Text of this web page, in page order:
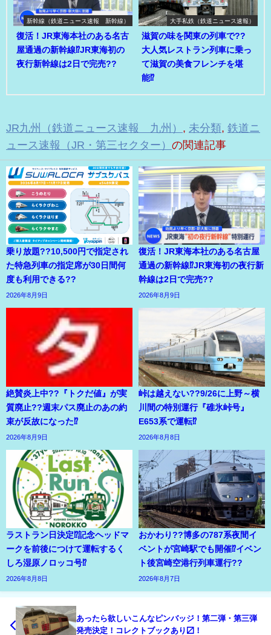
新幹線（鉄道ニュース速報 新幹線）
復活！JR東海本社のある名古
屋通過の新幹線⁉JR東海初の
夜行新幹線は2日で完売??
大手私鉄（鉄道ニュース速報）
滋賀の味を関東の列車で??
大人気レストラン列車に乗っ
て滋賀の美食フレンチを堪
能⁉
JR九州（鉄道ニュース速報 九州） , 未分類, 鉄道ニ
ュース速報（JR・第三セクター） の関連記事
乗り放題??10,500円で指定され
た特急列車の指定席が30日間何
度も利用できる??
2026年8月9日
復活！JR東海本社のある名古屋
通過の新幹線⁉JR東海初の夜行新
幹線は2日で完売??
2026年8月9日
絶賛炎上中??『トクだ値』が実
質廃止??週末パス廃止のあの約
束が反故になった⁉
2026年8月9日
峠は越えない??9/26に上野～横
川間の特別運行『碓氷峠号』
E653系で運転⁉
2026年8月8日
ラストラン日決定⁉記念ヘッドマ
ークを前後につけて運転するく
しろ湿原ノロッコ号⁉
2026年8月8日
おかわり??博多の787系夜間イ
ベントが宮崎駅でも開催⁉イベン
ト後宮崎空港行列車運行??
2026年8月7日
あったら欲しいこんなピンバッジ！第二弾・第三弾
発売決定！コレクトブックあり〼！